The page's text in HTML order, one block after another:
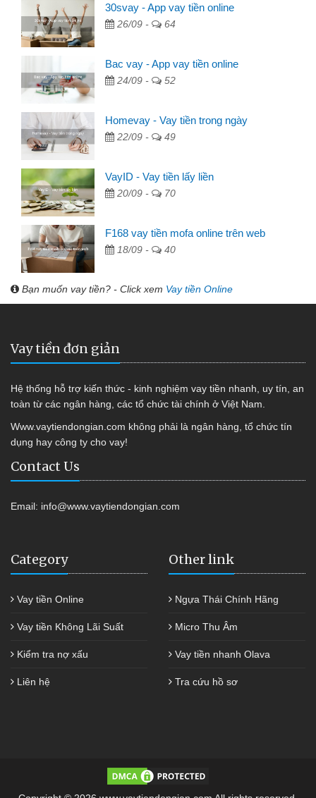
30svay - App vay tiền online
26/09 - 64
Bac vay - App vay tiền online
24/09 - 52
Homevay - Vay tiền trong ngày
22/09 - 49
VayID - Vay tiền lấy liền
20/09 - 70
F168 vay tiền mofa online trên web
18/09 - 40
Bạn muốn vay tiền? - Click xem Vay tiền Online
Vay tiền đơn giản
Hệ thống hỗ trợ kiến thức - kinh nghiệm vay tiền nhanh, uy tín, an
toàn từ các ngân hàng, các tổ chức tài chính ở Việt Nam.
Www.vaytiendongian.com không phải là ngân hàng, tổ chức tín
dụng hay công ty cho vay!
Contact Us
Email: info@www.vaytiendongian.com
Category
Vay tiền Online
Vay tiền Không Lãi Suất
Kiểm tra nợ xấu
Liên hệ
Other link
Ngựa Thái Chính Hãng
Micro Thu Âm
Vay tiền nhanh Olava
Tra cứu hồ sơ